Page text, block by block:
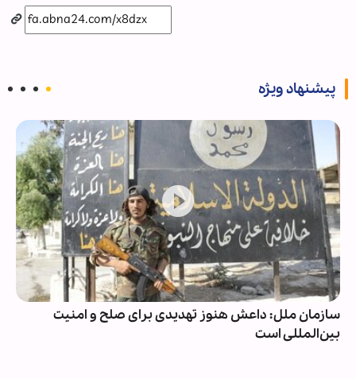
پیشنهاد ویژه
سازمان ملل: داعش هنوز تهدیدی برای صلح و امنیت
بین‌المللی است